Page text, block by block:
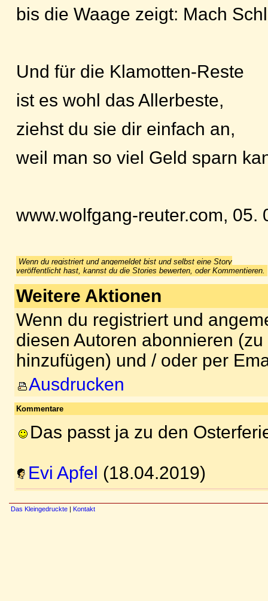
bis die Waage zeigt: Mach
Und für die Klamotten-Reste
ist es wohl das Allerbeste,
ziehst du sie dir einfach an,
weil man so viel Geld sparn
www.wolfgang-reuter.com, 05.
Wenn du registriert und angemeldet bist und selbst eine Story
veröffentlicht hast, kannst du die Stories bewerten, oder Kommentieren.
Weitere Aktionen
Wenn du registriert und
diesen Autoren abonnieren
hinzufügen) und / oder per
Ausdrucken
Kommentare
Das passt ja zu den
Evi Apfel (18.04.2019)
Das Kleingedruckte | Kontakt